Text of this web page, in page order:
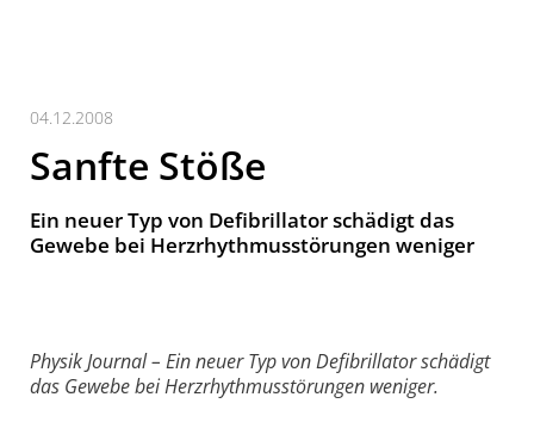
04.12.2008
Sanfte Stöße
Ein neuer Typ von Defibrillator schädigt das
Gewebe bei Herzrhythmusstörungen weniger
Physik Journal – Ein neuer Typ von Defibrillator schädigt
das Gewebe bei Herzrhythmusstörungen weniger.